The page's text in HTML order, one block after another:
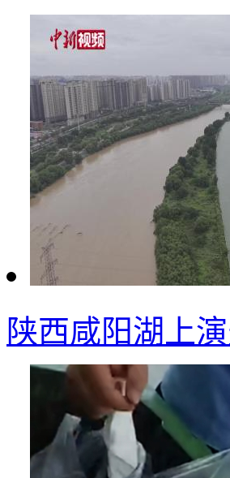
陕西咸阳湖上